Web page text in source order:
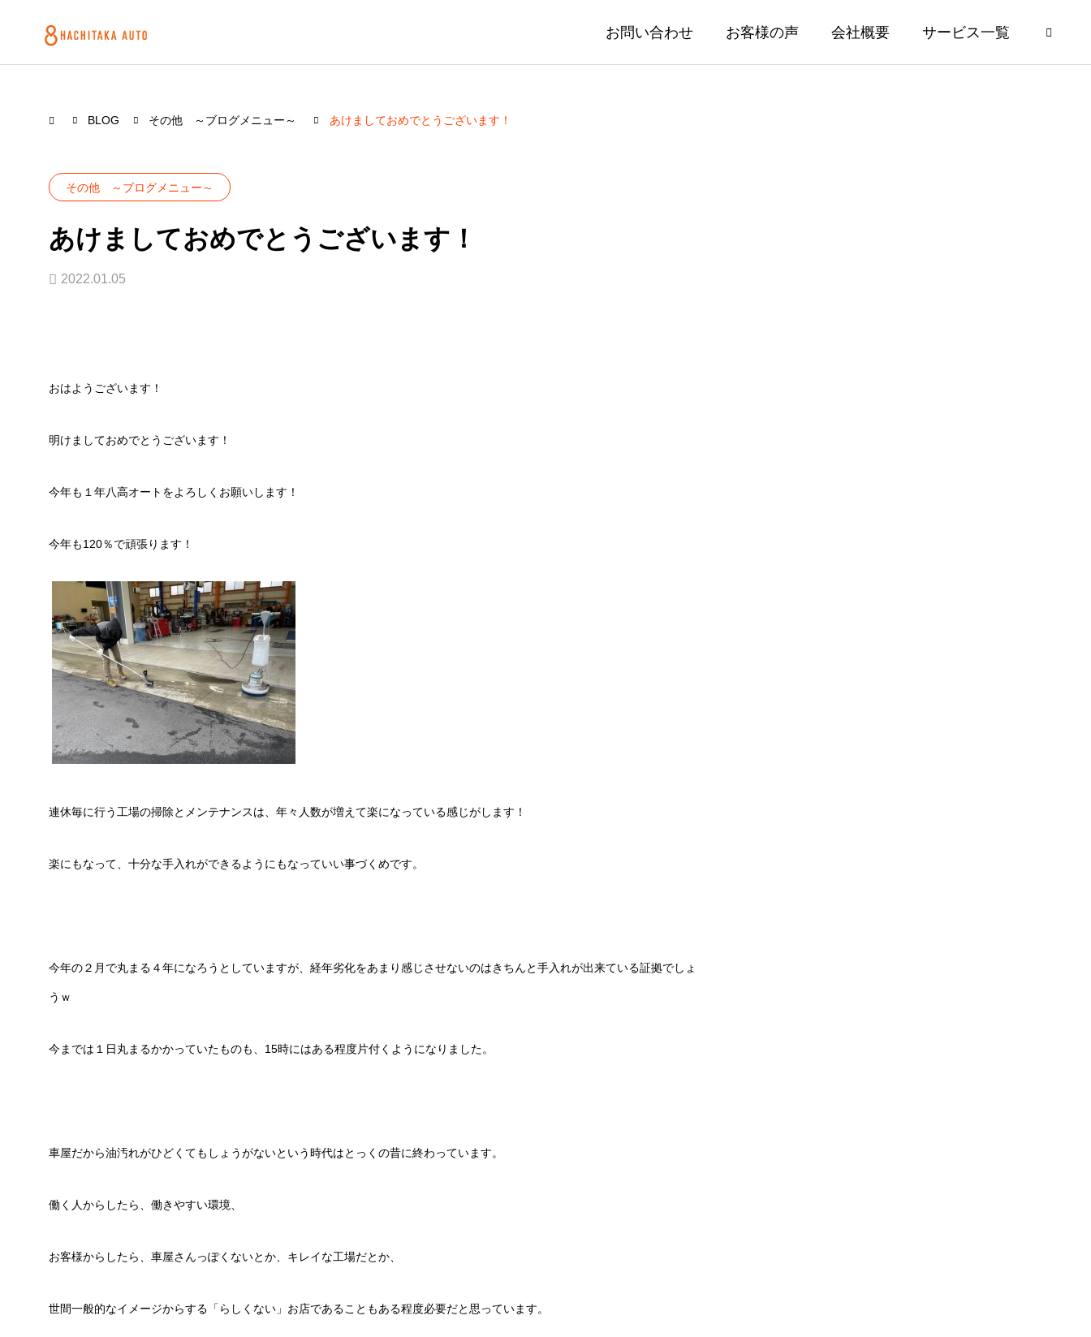
お問い合わせ お客様の声 会社概要 サービス一覧
BLOG その他 ～ブログメニュー～ あけましておめでとうございます！
その他 ～ブログメニュー～
あけましておめでとうございます！
2022.01.05
おはようございます！
明けましておめでとうございます！
今年も１年八高オートをよろしくお願いします！
今年も120％で頑張ります！
連休毎に行う工場の掃除とメンテナンスは、年々人数が増えて楽になっている感じがします！
楽にもなって、十分な手入れができるようにもなっていい事づくめです。
今年の２月で丸まる４年になろうとしていますが、経年劣化をあまり感じさせないのはきちんと手入れが出来ている証拠でしょ
うｗ
今までは１日丸まるかかっていたものも、15時にはある程度片付くようになりました。
車屋だから油汚れがひどくてもしょうがないという時代はとっくの昔に終わっています。
働く人からしたら、働きやすい環境、
お客様からしたら、車屋さんっぽくないとか、キレイな工場だとか、
世間一般的なイメージからする「らしくない」お店であることもある程度必要だと思っています。